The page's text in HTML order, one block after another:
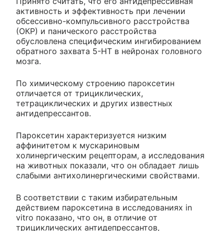
активность и эффективность при лечении
обсессивно-компульсивного расстройства
(ОКР) и панического расстройства
обусловлена специфическим ингибированием
обратного захвата 5-НТ в нейронах головного
мозга.
По химическому строению пароксетин
отличается от трициклических,
тетрациклических и других известных
антидепрессантов.
Пароксетин характеризуется низким
аффинитетом к мускариновым
холинергическим рецепторам, а исследования
на животных показали, что он обладает лишь
слабыми антихолинергическими свойствами.
В соответствии с таким избирательным
действием пароксетина в исследованиях in
vitro показано, что он, в отличие от
трициклических антидепрессантов,